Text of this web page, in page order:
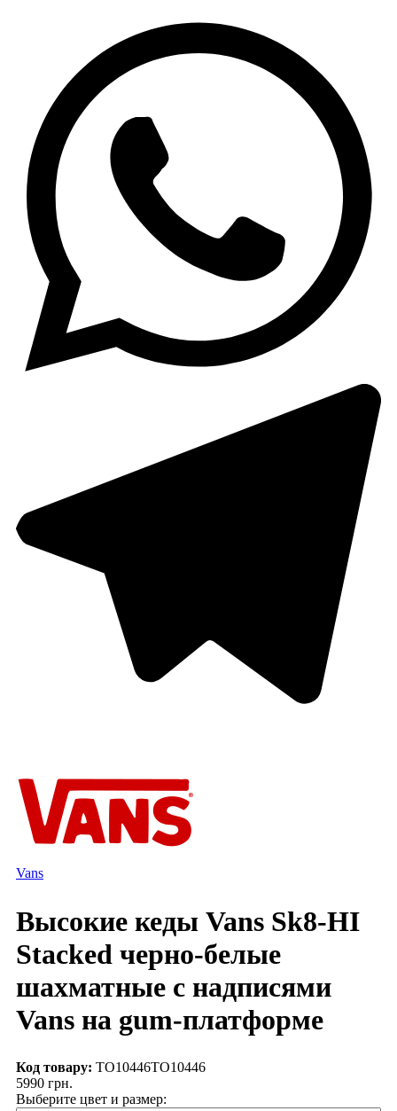
Vans
Высокие кеды Vans Sk8-HI
Stacked черно-белые
шахматные с надписями
Vans на gum-платформе
Код товару: TO10446TO10446
5990 грн.
Выберите цвет и размер: